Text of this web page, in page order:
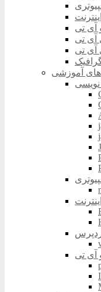
آی تی
آی تی
آی تی
های آموزشی
نویسی
آی تی